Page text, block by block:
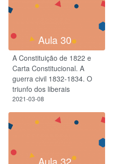
Aula 30
A Constituição de 1822 e
Carta Constitucional. A
guerra civil 1832-1834. O
triunfo dos liberais
2021-03-08